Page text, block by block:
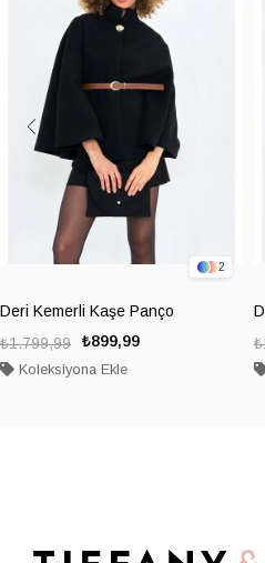
2
Deri Kemerli Kaşe Panço
₺899,99
₺1.799,99
Koleksiyona Ekle